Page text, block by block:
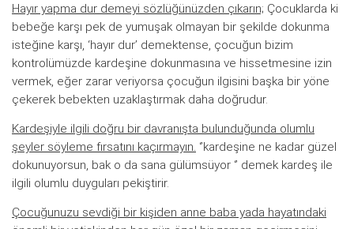
Hayır yapma dur demeyi sözlüğünüzden çıkarın; Çocuklarda ki
bebeğe karşı pek de yumuşak olmayan bir şekilde dokunma
isteğine karşı, ‘hayır dur’ demektense, çocuğun bizim
kontrolümüzde kardeşine dokunmasına ve hissetmesine izin
vermek, eğer zarar veriyorsa çocuğun ilgisini başka bir yöne
çekerek bebekten uzaklaştırmak daha doğrudur.
Kardeşiyle ilgili doğru bir davranışta bulunduğunda olumlu
şeyler söyleme fırsatını kaçırmayın. ‘’kardeşine ne kadar güzel
dokunuyorsun, bak o da sana gülümsüyor ‘’ demek kardeş ile
ilgili olumlu duyguları pekiştirir.
Çocuğunuzu sevdiği bir kişiden anne baba yada hayatındaki